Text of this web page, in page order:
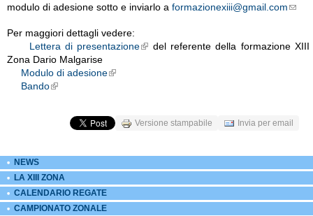
modulo di adesione sotto e inviarlo a formazionexiii@gmail.com
Per maggiori dettagli vedere:
Lettera di presentazione
External Links icon
del referente della formazione XIII
Zona Dario Malgarise
Modulo di adesione
External Links icon
Bando
Versione stampabile Invia per email
NEWS
LA XIII ZONA
CALENDARIO REGATE
CAMPIONATO ZONALE